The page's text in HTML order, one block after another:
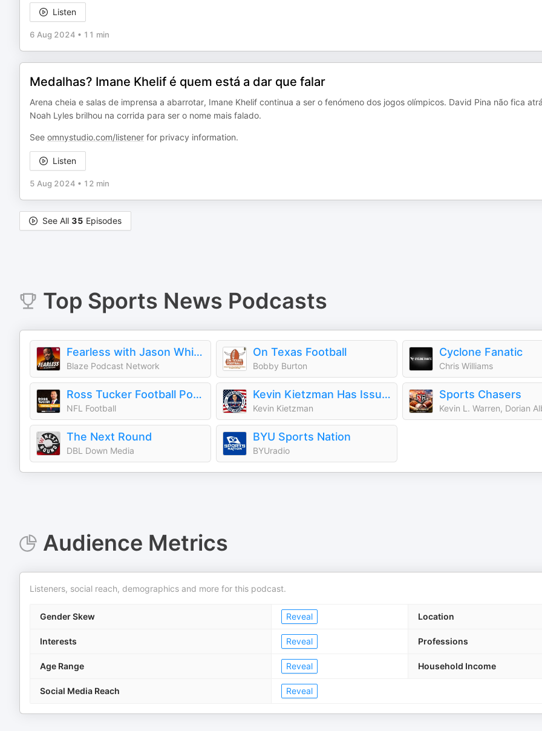
Listen
6 Aug 2024 • 11 min
Medalhas? Imane Khelif é quem está a dar que falar
Arena cheia e salas de imprensa a abarrotar, Imane Khelif continua a ser o fenómeno dos jogos olímpicos. David Pina não fica
Noah Lyles brilhou na corrida para ser o nome mais falado.
See omnystudio.com/listener for privacy information.
Listen
5 Aug 2024 • 12 min
See All 35 Episodes
Top Sports News Podcasts
Fearless with Jason Whitlock
Blaze Podcast Network
On Texas Football
Bobby Burton
Cyclone Fanatic
Chris Williams
Ross Tucker Football Podcast: Daily NFL Podcast
NFL Football
Kevin Kietzman Has Issues
Kevin Kietzman
Sports Chasers
The Next Round
DBL Down Media
BYU Sports Nation
BYUradio
Audience Metrics
Listeners, social reach, demographics and more for this podcast.
Gender Skew Reveal Location
Interests Reveal Professions
Age Range Reveal Household Income
Social Media Reach Reveal